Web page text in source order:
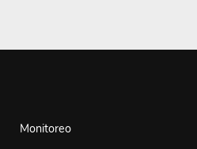
Monitoreo